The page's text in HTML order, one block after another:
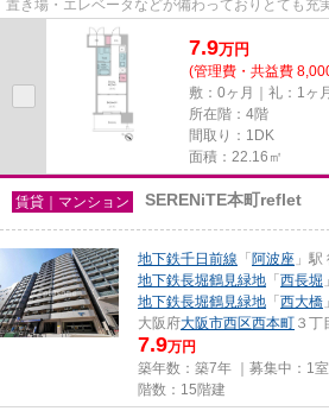
置き場・エレベータなどが備わっておりとても充
です。徒歩7分に駅のある、ニ...
7.9万円
(管理費・共益費
敷：0ヶ月｜礼：1ヶ月
所在階：4階
間取り：1DK
面積：22.16㎡
賃貸｜マンション SERENiTE本町reflet
地下鉄千日前線 「 阿波座 」駅
地下鉄長堀鶴見緑地 「 西長堀
地下鉄長堀鶴見緑地 「 西大橋
大阪府大阪市西区西本町 ３丁
7.9万円
築年数：築7年 ｜募集中： 1室
階数：15階建